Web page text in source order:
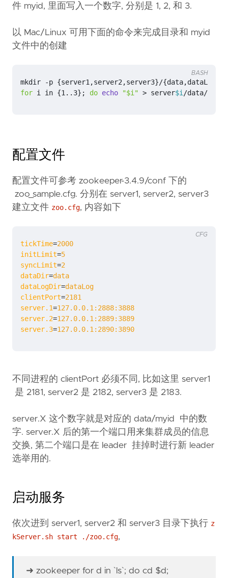
件 myid, 里面写入一个数字, 分别是 1, 2, 和 3.
以 Mac/Linux 可用下面的命令来完成目录和 myid
文件中的创建
mkdir -p {server1,server2,server3}/{
for i in {1..3} ; do echo "$i" > server$i/data/myid
BASH
配置文件
配置文件可参考 zookeeper-3.4.9/conf 下的
zoo_sample.cfg. 分别在 server1, server2, server3
建立文件 zoo.cfg, 内容如下
tickTime=2000
initLimit=5
syncLimit=2
dataDir=data
dataLogDir=dataLog
clientPort=2181
server.1=127.0.0.1:2888:3888
server.2=127.0.0.1:2889:3889
server.3=127.0.0.1:2890:3890
CFG
不同进程的 clientPort 必须不同, 比如这里 server1
是 2181, server2 是 2182, server3 是 2183.
server.X 这个数字就是对应的 data/myid 中的数
字. server.X 后的第一个端口用来集群成员的信息
交换, 第二个端口是在 leader 挂掉时进行新 leader
选举用的.
启动服务
依次进到 server1, server2 和 server3 目录下执行 z
kServer.sh start ./zoo.cfg,
➜ zookeeper for d in `ls`; do cd $d;